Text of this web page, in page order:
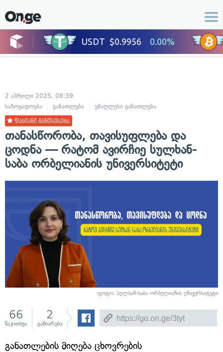
2 აპრილი 2025, 08:39
საზოგადოება
განათლება უმაღლესი განათლება
ფასიანი განთავსება
თანასწორობა, თავისუფლება და
ცოდნა — რატომ ავირჩიე სულხან-
საბა ორბელიანის უნივერსიტეტი
ფოტო: სულხან-საბა ორბელიანის უნივერსიტეტი
66
წაკითხვა
2
გაზიარება
განათლების მიღება ცხოვრების